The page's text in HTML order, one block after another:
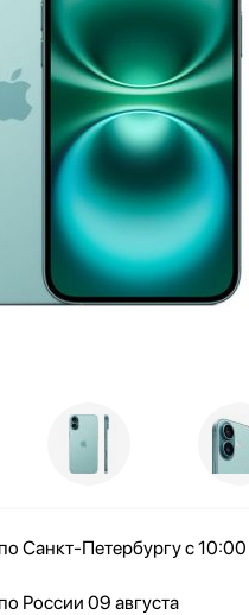
Санкт-Петербургу с 10:00
России 09 августа